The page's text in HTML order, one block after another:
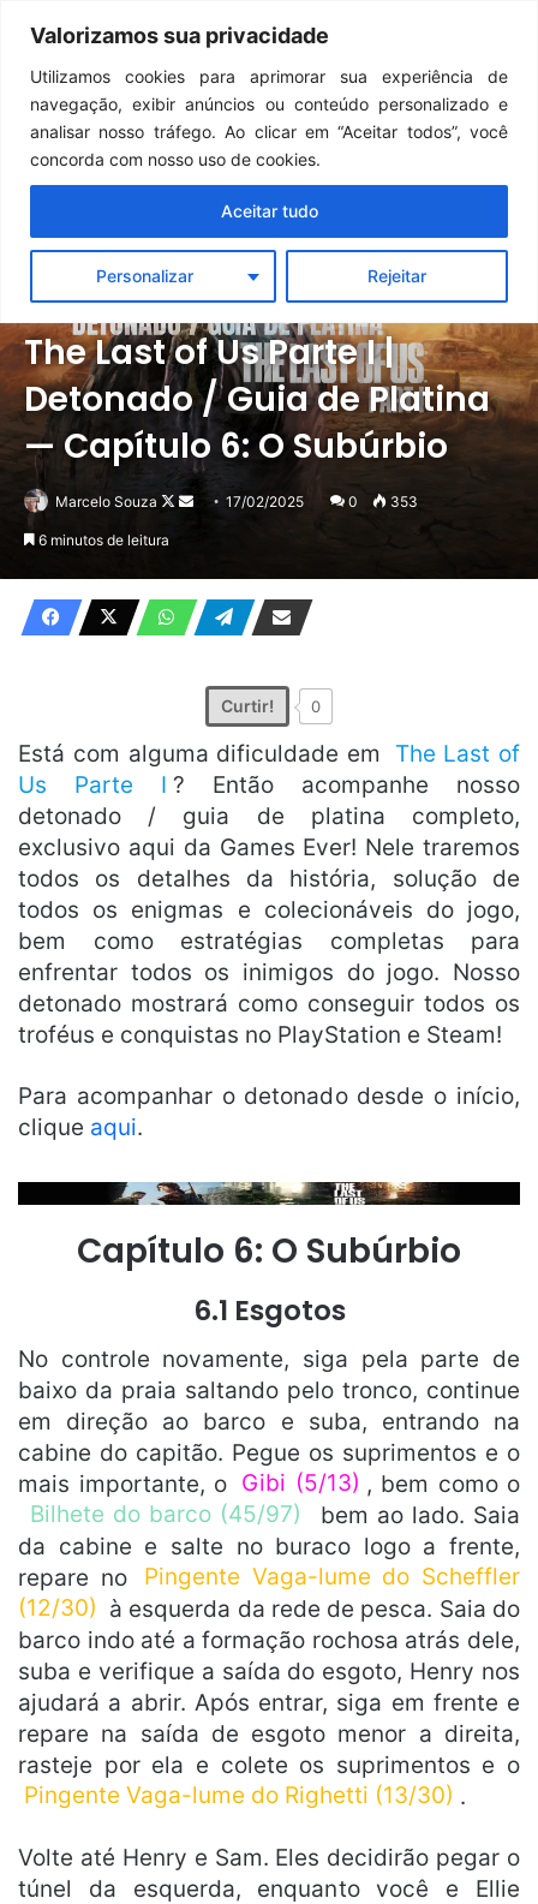
Valorizamos sua privacidade
Utilizamos cookies para aprimorar sua experiência de
navegação, exibir anúncios ou conteúdo personalizado e
analisar nosso tráfego. Ao clicar em “Aceitar todos”, você
concorda com nosso uso de cookies.
Personalizar Rejeitar
Aceitar tudo
Menu
Destaque Detonados Notícias
The Last of Us Parte I |
Detonado / Guia de Platina
— Capítulo 6: O Subúrbio
Marcelo Souza
Follow
Mande17/02/2025 0 353
6 minutos de leitura
Curtir! 0
Está com alguma dificuldade em
The Last of
Us Parte I ? Então acompanhe nosso
detonado / guia de platina completo,
exclusivo aqui da Games Ever! Nele traremos
todos os detalhes da história, solução de
todos os enigmas e colecionáveis do jogo,
bem como estratégias completas para
enfrentar todos os inimigos do jogo. Nosso
detonado mostrará como conseguir todos os
troféus e conquistas no PlayStation e Steam!
Para acompanhar o detonado desde o início,
clique aqui.
Capítulo 6: O Subúrbio
6.1 Esgotos
No controle novamente, siga pela parte de
baixo da praia saltando pelo tronco, continue
em direção ao barco e suba, entrando na
cabine do capitão. Pegue os suprimentos e o
mais importante, o Gibi (5/13) , bem como o
Bilhete do barco (45/97)
bem ao lado. Saia
da cabine e salte no buraco logo a frente,
repare no
Pingente Vaga-lume do Scheffler
(12/30) à esquerda da rede de pesca. Saia do
barco indo até a formação rochosa atrás dele,
suba e verifique a saída do esgoto, Henry nos
ajudará a abrir. Após entrar, siga em frente e
repare na saída de esgoto menor a direita,
rasteje por ela e colete os suprimentos e o
Pingente Vaga-lume do Righetti (13/30) .
Volte até Henry e Sam. Eles decidirão pegar o
túnel da esquerda, enquanto você e Ellie